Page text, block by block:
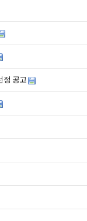
정 공고